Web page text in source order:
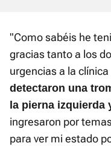
"Como sabéis he
gracias tanto a los
urgencias a la
detectaron una
la pierna izquierda
ingresaron por
para ver mi estado